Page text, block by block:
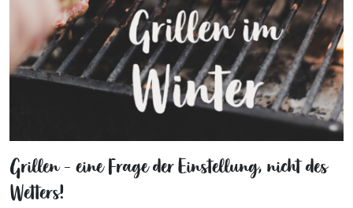
Grillen - eine Frage der Einstellung, nicht des
Wetters!